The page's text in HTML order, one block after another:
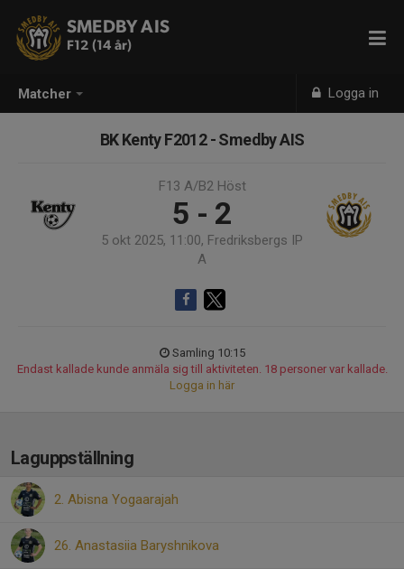
Matcher Logga in
SMEDBY AIS
F12 (14 år)
BK Kenty F2012 - Smedby AIS
F13 A/B2 Höst
5 - 2
5 okt 2025, 11:00, Fredriksbergs IP
A
Samling 10:15
Endast kallade kunde anmäla sig till aktiviteten. 18 personer var kallade.
Logga in här
Laguppställning
2. Abisna Yogaarajah
26. Anastasiia Baryshnikova